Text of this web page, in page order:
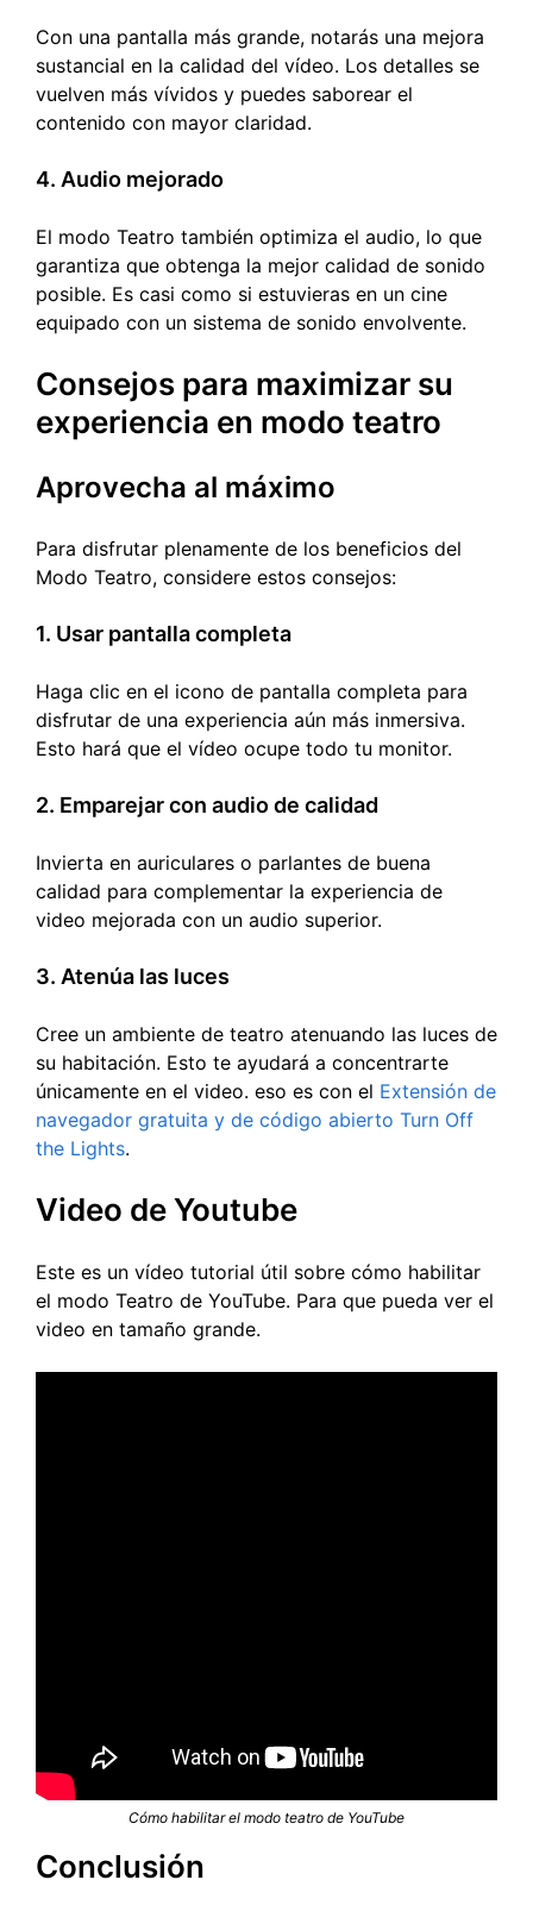
Con una pantalla más grande, notarás una mejora
sustancial en la calidad del vídeo. Los detalles se
vuelven más vívidos y puedes saborear el
contenido con mayor claridad.
4. Audio mejorado
El modo Teatro también optimiza el audio, lo que
garantiza que obtenga la mejor calidad de sonido
posible. Es casi como si estuvieras en un cine
equipado con un sistema de sonido envolvente.
Consejos para maximizar su
experiencia en modo teatro
Aprovecha al máximo
Para disfrutar plenamente de los beneficios del
Modo Teatro, considere estos consejos:
1. Usar pantalla completa
Haga clic en el icono de pantalla completa para
disfrutar de una experiencia aún más inmersiva.
Esto hará que el vídeo ocupe todo tu monitor.
2. Emparejar con audio de calidad
Invierta en auriculares o parlantes de buena
calidad para complementar la experiencia de
video mejorada con un audio superior.
3. Atenúa las luces
Cree un ambiente de teatro atenuando las luces de
su habitación. Esto te ayudará a concentrarte
únicamente en el video. eso es con el Extensión de
navegador gratuita y de código abierto Turn Off
the Lights.
Video de Youtube
Este es un vídeo tutorial útil sobre cómo habilitar
el modo Teatro de YouTube. Para que pueda ver el
video en tamaño grande.
Cómo habilitar el modo teatro de YouTube
Conclusión